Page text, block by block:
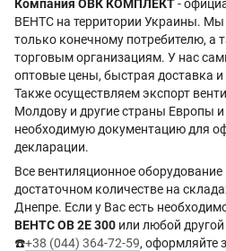
Компания ОВК КОМПЛЕКТ-
ВЕНТС на территории Украины.
только конечному потребителю,
торговым организациям. У нас
оптовые цены, быстрая доставка
Также осуществляем экспорт
Молдову и другие страны Европы
необходимую документацию для
декларации.
Все вентиляционное
достаточном количестве на
Днепре. Если у Вас есть
ВЕНТС ОВ 2Е 300 или любой
☎️+38 (044) 364-72-59, оформляйте